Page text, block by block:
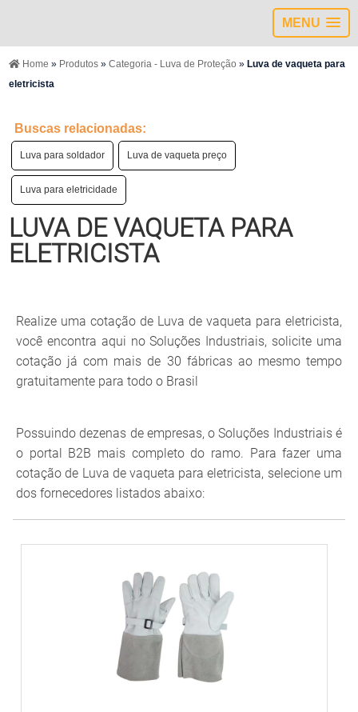
MENU
Home » Produtos» Categoria - Luva de Proteção » Luva de vaqueta para
eletricista
Buscas relacionadas:
Luva para soldador Luva de vaqueta preço
Luva para eletricidade
LUVA DE VAQUETA PARA
ELETRICISTA
Realize uma cotação de Luva de vaqueta para eletricista,
você encontra aqui no Soluções Industriais, solicite uma
cotação já com mais de 30 fábricas ao mesmo tempo
gratuitamente para todo o Brasil
Possuindo dezenas de empresas, o Soluções Industriais é
o portal B2B mais completo do ramo. Para fazer uma
cotação de Luva de vaqueta para eletricista, selecione um
dos fornecedores listados abaixo: